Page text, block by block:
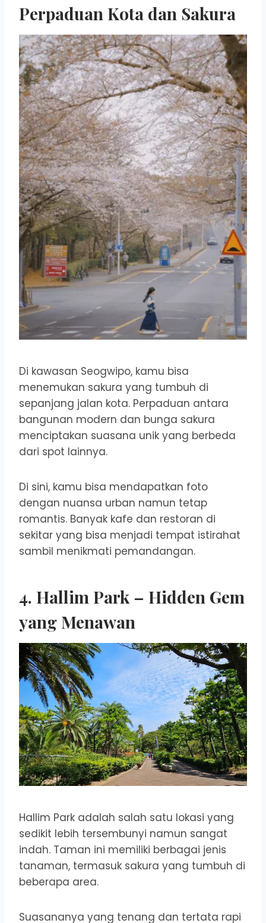
Perpaduan Kota dan Sakura
Di kawasan Seogwipo, kamu bisa
menemukan sakura yang tumbuh di
sepanjang jalan kota. Perpaduan antara
bangunan modern dan bunga sakura
menciptakan suasana unik yang berbeda
dari spot lainnya.
Di sini, kamu bisa mendapatkan foto
dengan nuansa urban namun tetap
romantis. Banyak kafe dan restoran di
sekitar yang bisa menjadi tempat istirahat
sambil menikmati pemandangan.
4. Hallim Park – Hidden Gem
yang Menawan
Hallim Park adalah salah satu lokasi yang
sedikit lebih tersembunyi namun sangat
indah. Taman ini memiliki berbagai jenis
tanaman, termasuk sakura yang tumbuh di
beberapa area.
Suasananya yang tenang dan tertata rapi